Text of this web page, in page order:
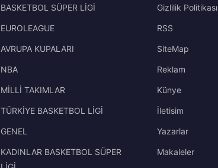
BASKETBOL SÜPER LİGİ
EUROLEAGUE
AVRUPA KUPALARI
NBA
MİLLİ TAKIMLAR
TÜRKİYE BASKETBOL LİGİ
GENEL
KADINLAR BASKETBOL SÜPER
Gizlilik Politikası
RSS
SiteMap
Reklam
Künye
İletisim
Yazarlar
Makaleler